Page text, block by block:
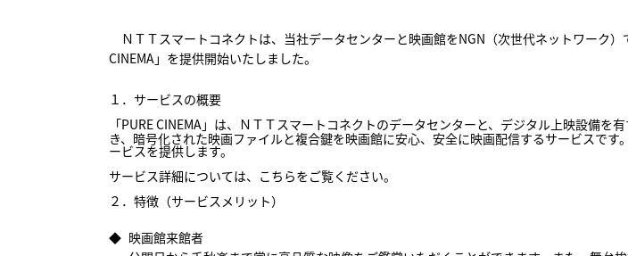
ＮＴＴスマートコネクトは、当社データセンターと映画館をNGN（次世代ネットワーク
CINEMA」を提供開始いたしました。
１．サービスの概要
「PURE CINEMA」は、ＮＴＴスマートコネクトのデータセンターと、デジタル上映設備
き、暗号化された映画ファイルと複合鍵を映画館に安心、安全に映画配信するサービスで
ービスを提供します。
サービス詳細については、 こちらをご覧ください。
２．特徴（サービスメリット）
◆ 映画館来館者